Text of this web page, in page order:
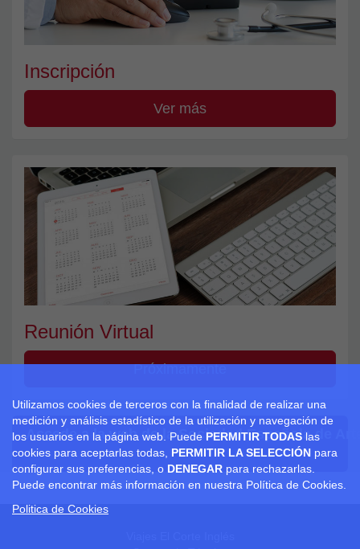
Inscripción
Ver más
Reunión Virtual
Próximamente
Accede a la web de la Sociedad Española de
Utilizamos cookies de terceros con la finalidad de realizar una
medición y análisis estadístico de la utilización y navegación de
los usuarios en la página web. Puede PERMITIR TODAS las
cookies para aceptarlas todas, PERMITIR LA SELECCIÓN para
configurar sus preferencias, o DENEGAR para rechazarlas.
Puede encontrar más información en nuestra Política de Cookies.
Politica de Cookies